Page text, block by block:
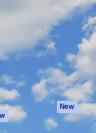
Documentação
Atendimento
Termos e
condições
Política de
privacidade
Originais
New
Política de